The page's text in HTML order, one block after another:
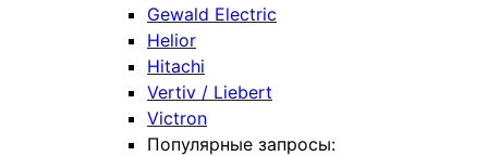
Gewald Electric
Helior
Hitachi
Vertiv / Liebert
Victron
Популярные запросы: